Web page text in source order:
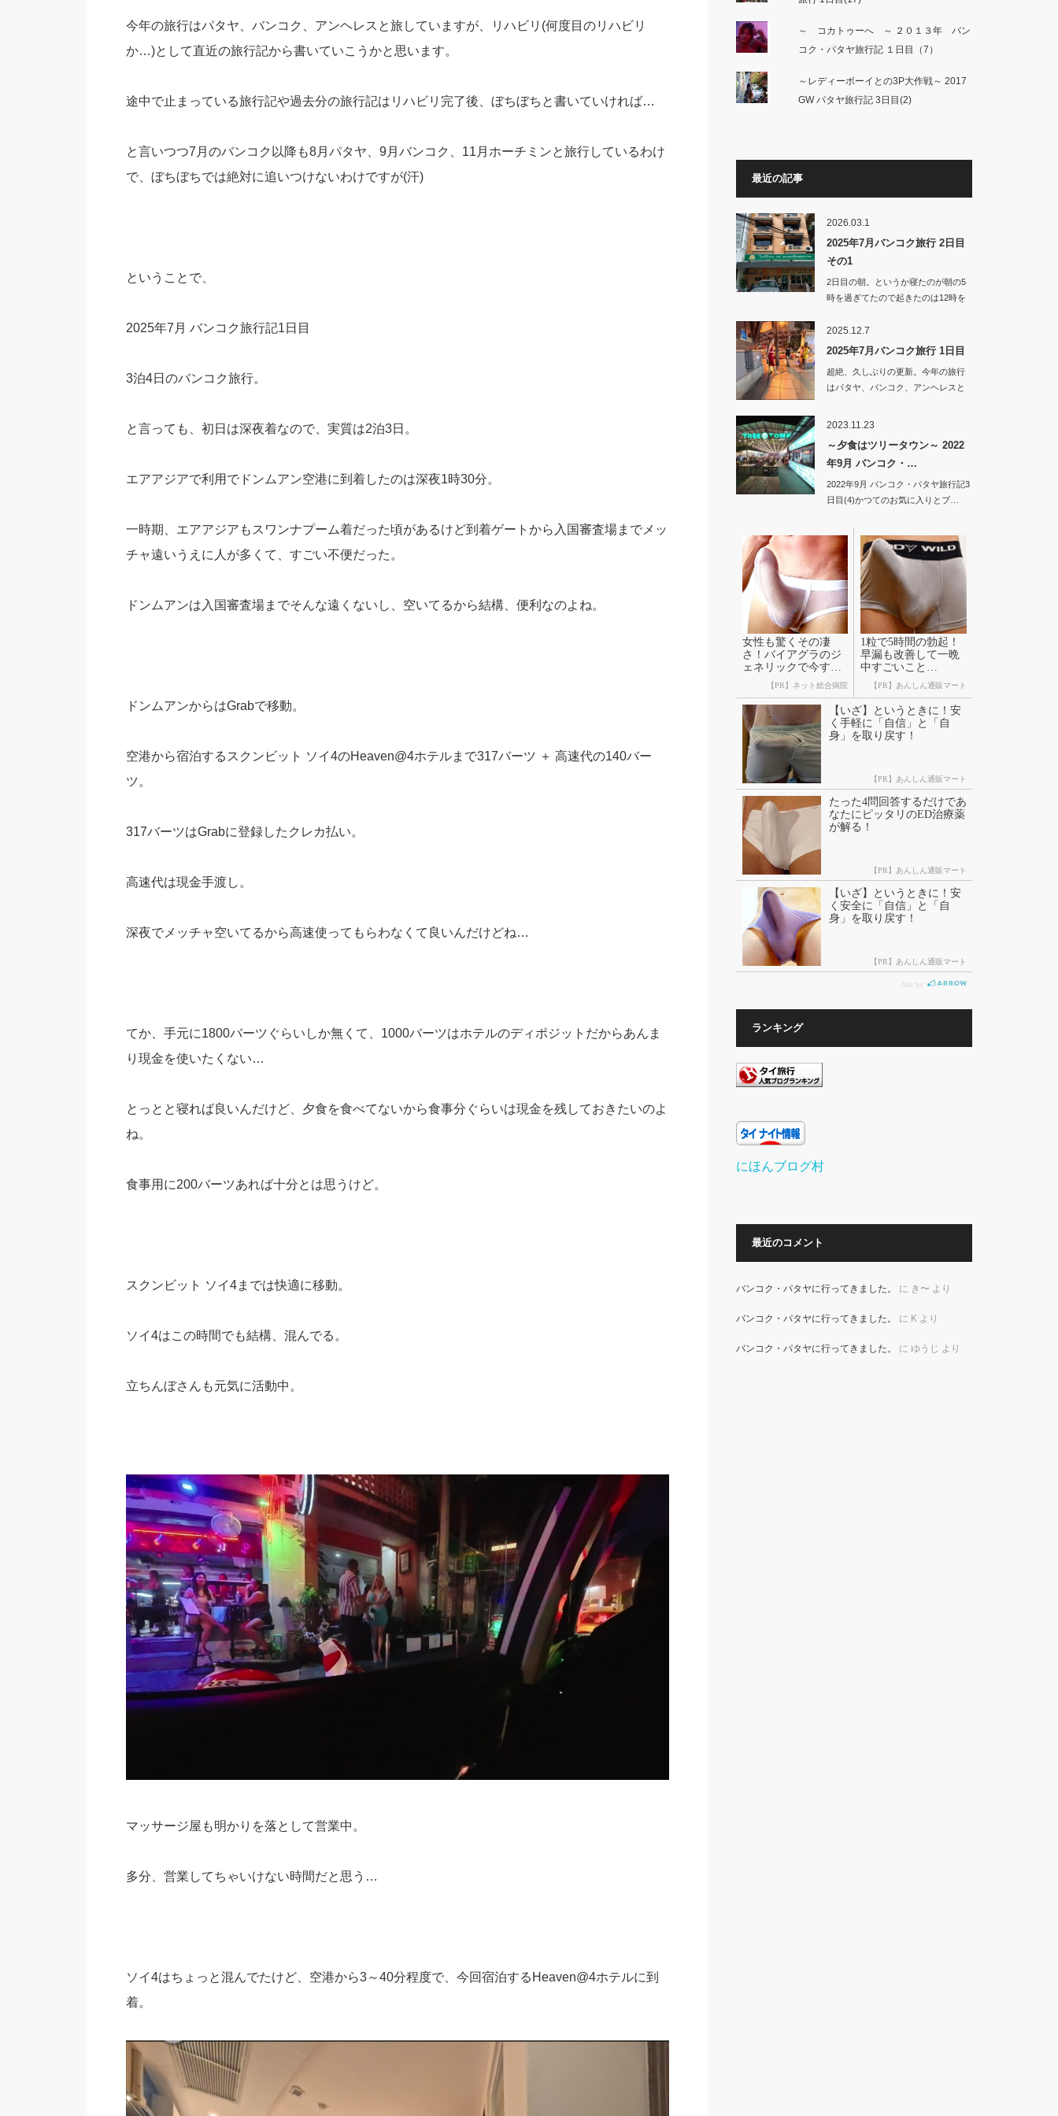
今年の旅行はパタヤ、バンコク、アンヘレスと旅していますが、リハビリ(何度目のリハビリ
か…)として直近の旅行記から書いていこうかと思います。
途中で止まっている旅行記や過去分の旅行記はリハビリ完了後、ぼちぼちと書いていければ…
と言いつつ7月のバンコク以降も8月パタヤ、9月バンコク、11月ホーチミンと旅行しているわけ
で、ぼちぼちでは絶対に追いつけないわけですが(汗)
ということで、
2025年7月 バンコク旅行記1日目
3泊4日のバンコク旅行。
と言っても、初日は深夜着なので、実質は2泊3日。
エアアジアで利用でドンムアン空港に到着したのは深夜1時30分。
一時期、エアアジアもスワンナプーム着だった頃があるけど到着ゲートから入国審査場までメッ
チャ遠いうえに人が多くて、すごい不便だった。
ドンムアンは入国審査場までそんな遠くないし、空いてるから結構、便利なのよね。
ドンムアンからはGrabで移動。
空港から宿泊するスクンビット ソイ4のHeaven@4ホテルまで317バーツ ＋ 高速代の140バー
ツ。
317バーツはGrabに登録したクレカ払い。
高速代は現金手渡し。
深夜でメッチャ空いてるから高速使ってもらわなくて良いんだけどね…
てか、手元に1800バーツぐらいしか無くて、1000バーツはホテルのディポジットだからあんま
り現金を使いたくない…
とっとと寝れば良いんだけど、夕食を食べてないから食事分ぐらいは現金を残しておきたいのよ
ね。
食事用に200バーツあれば十分とは思うけど。
スクンビット ソイ4までは快適に移動。
ソイ4はこの時間でも結構、混んでる。
立ちんぼさんも元気に活動中。
マッサージ屋も明かりを落として営業中。
多分、営業してちゃいけない時間だと思う…
ソイ4はちょっと混んでたけど、空港から3～40分程度で、今回宿泊するHeaven@4ホテルに到
着。
～ コカトゥーへ ～ ２０１３年 バン
コク・パタヤ旅行記 １日目（7）
～レディーボーイとの3P大作戦～ 2017
GW パタヤ旅行記 3日目(2)
最近の記事
2026.03.1
2025年7月バンコク旅行 2日目
その1
2日目の朝。というか寝たのが朝の5
時を過ぎてたので起きたのは12時を
2025.12.7
2025年7月バンコク旅行 1日目
超絶、久しぶりの更新。今年の旅行
はパタヤ、バンコク、アンヘレスと
2023.11.23
～夕食はツリータウン～ 2022
年9月 バンコク・…
2022年9月 バンコク・パタヤ旅行記3
日目(4)かつてのお気に入りとブ…
ランキング
にほんブログ村
最近のコメント
バンコク・パタヤに行ってきました。 に き〜 より
バンコク・パタヤに行ってきました。 に Kより
バンコク・パタヤに行ってきました。 に ゆうじ より